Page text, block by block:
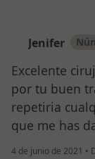
Jenifer
Excelente
por tu buen
repetiria
que me has
4 de junio de 2021 •